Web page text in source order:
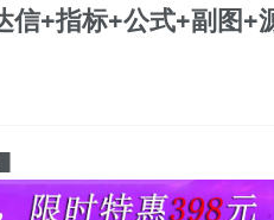
+指标+公式+副图+